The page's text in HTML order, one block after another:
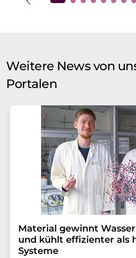
Weitere News von
Portalen
Material gewinnt
und kühlt effizienter als
Systeme